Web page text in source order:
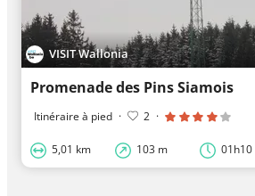
VISIT Wallonia
Promenade des Pins Siamois
Itinéraire à pied · 2 ·
5,01 km 103 m 01h10